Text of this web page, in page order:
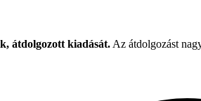
átdolgozott kiadását.Az átdolgozást